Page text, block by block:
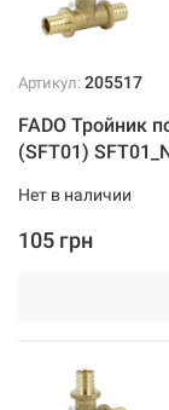
Артикул: 205517
FADO Тройник
(SFT01)
Нет в наличии
105 грн